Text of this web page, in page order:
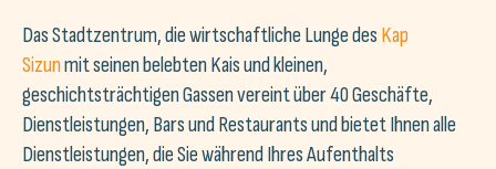
Das Stadtzentrum, die wirtschaftliche Lunge des Kap
Sizunmit seinen belebten Kais und kleinen,
geschichtsträchtigen Gassen vereint über 40 Geschäfte,
Dienstleistungen, Bars und Restaurants und bietet Ihnen alle
Dienstleistungen, die Sie während Ihres Aufenthalts